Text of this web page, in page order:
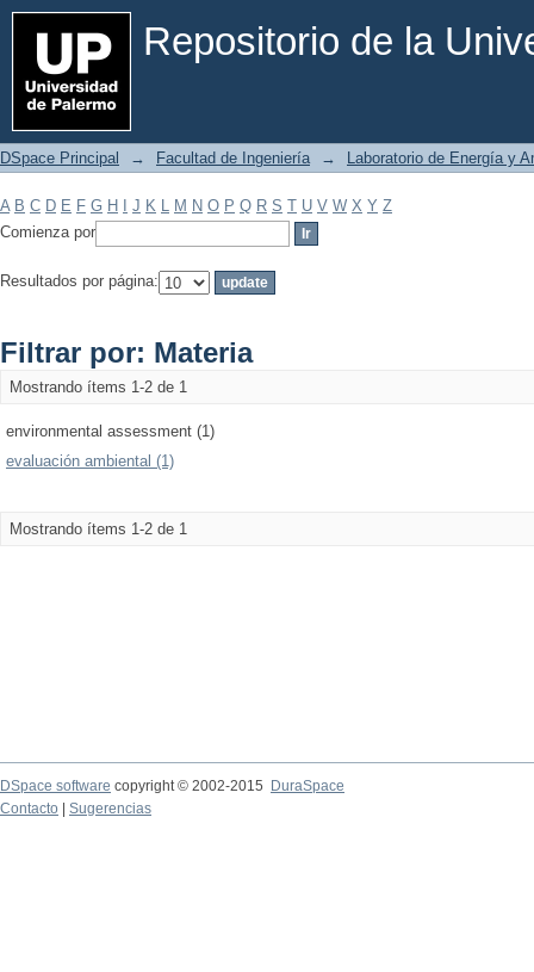
Repositorio de la
Filtrar por: Materia
DSpace Principal → Facultad de Ingeniería → Laboratorio de Energía y
A B C D E F G H J K L M N O P Q R S T U V W X Y Z
Comienza por
Resultados por página:
Filtrar por: Materia
Mostrando ítems 1-2 de 1
environmental assessment (1)
evaluación ambiental (1)
Mostrando ítems 1-2 de 1
DSpace software copyright © 2002-2015
DuraSpace
Contacto
Sugerencias